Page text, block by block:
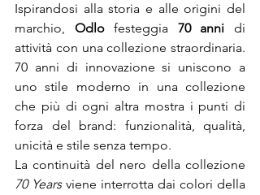
Ispirandosi alla storia e alle origini del
marchio, Odlo festeggia 70 anni di
attività con una collezione straordinaria.
70 anni di innovazione si uniscono a
uno stile moderno in una collezione
che più di ogni altra mostra i punti di
forza del brand: funzionalità, qualità,
unicità e stile senza tempo.
70 Years viene interrotta dai colori della